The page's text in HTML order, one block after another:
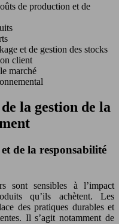
de production et de
et de gestion des stocks
client
marché
la gestion de la
de la responsabilité
sont sensibles à l’impact
qu’ils achètent. Les
des pratiques durables et
Il s’agit notamment de